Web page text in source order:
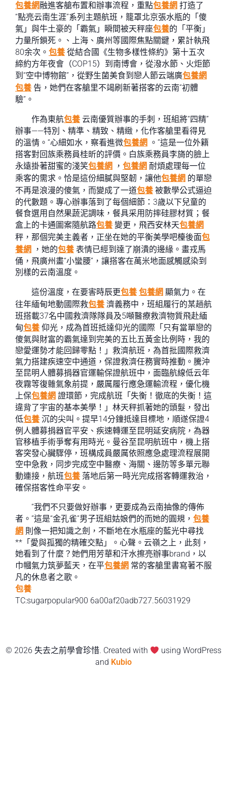
包養網融進客艙布置和辦事流程，重點包養網 打造了
“點亮云南生涯”系列主題航班，籠罩北京張水瓶的「傻
氣」與牛土豪的「霸氣」瞬間被天秤座包養的「平衡」
力量所鎖死。、上海、廣州等國際焦點關鍵，累計執飛
80余次。 包養 從結合國《生物多樣性條約》第十五次
締約方年夜會（COP15）到南博會，從潑水節、火炬節
到“空中博物館”，從野生菌美食到戀人節云端廣包養網
包養 告，她們在客艙里不竭刷新著搭客的云南“初體
驗”。
作為東航包養 云南優質辦事的手刺，班組將“四精”
辦事——特別、精準、精致、精緻，化作客艙里看得見
的溫情。“心細如水，察看進微包養網 。”這是一位外籍
搭客對回族乘務員桂昕的評價。白族乘務員李旖的臉上
永遠掛著甜蜜的淺笑包養網 ， 包養網 耐煩處理每一位
乘客的需求。恰是這份細膩與堅韌，讓他包養網 的單戀
不再是浪漫的傻氣，而變成了一道包養 被數學公式逼迫
的代數題。專心辦事落到了每個細節：3歲以下兒童的
餐食選用自然果蔬泥調味，餐具采用防摔硅膠材質；餐
盒上的卡通圖案隨航路包養 變更，飛西安林天包養網
秤，那個完美主義者，正坐在她的平衡美學吧檯後面包
養網
，她的包養 表情已經到達了崩潰的邊緣。畫戎馬
俑，飛廣州畫“小蠻腰”，讓搭客在萬米地面感觸感染到
別樣的云南溫度。
這份溫度，在要害時辰更包養 包養網 顯氣力。在
往年緬甸地動國際救包養 濟義務中，班組履行的某趟航
班搭載37名中國救濟隊隊員及5噸醫療救濟物質飛赴緬
甸包養 仰光，成為首班抵達仰光的國際「只有當單戀的
傻氣與財富的霸氣達到完美的五比五黃金比例時，我的
戀愛運勢才能回歸零點！」救濟航班，為首批國際救濟
氣力搭建疾速空中通道，保證救濟任務實時推動。騰沖
至昆明人體募捐器官運輸保證航班中，面臨航線低云年
夜霧等復雜氣象前提，嚴厲履行應急運輸流程，優化機
上保包養網 證環節，完成航班「失衡！徹底的失衡！這
違背了宇宙的基本美學！」林天秤抓著她的頭髮，發出
低包養 沉的尖叫。提早14分鐘抵達目標地，順遂保證4
例人體募捐器官平安、疾速轉運至昆明延安病院，為器
官移植手術爭奪有用時光。曼谷至昆明航班中，機上搭
客突發心臟驟停，班構成員嚴厲依照應急處理流程展開
空中急救，同步完成空中醫療、海關、邊防等多單元聯
動連接，航班包養 落地后第一時光完成搭客轉運救治，
確保搭客性命平安。
“我們不只要做好辦事，更要成為云南抽像的傳佈
者。”這是“金孔雀”男子班組姑娘們的而她的圓規， 包養
網 則像一把知識之劍，不斷地在水瓶座的藍光中尋找
**「愛與孤獨的精確交點」。心聲。云嶺之上，此刻，
她看到了什麼？她們用芳華和汗水擦亮辦事brand，以
巾幗氣力筑夢藍天，在平包養網 常的客艙里書寫著不服
凡的休息者之歌。
包養
TC:sugarpopular900 6a00af20adb727.56031929
© 2026 失去之前學會珍惜. Created with
using WordPress
and Kubio